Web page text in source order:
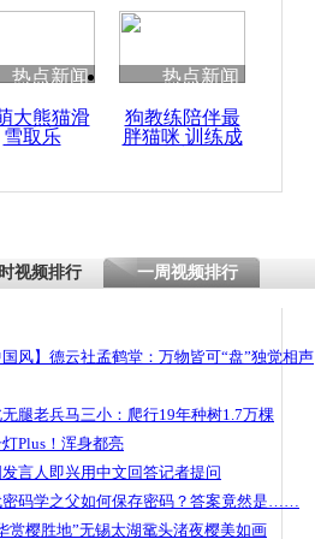
清明祭英烈 哀思悼忠
监拍:情侣吵架 男友“宝
热点新闻
大熊猫滑
雪取乐
热点新闻
狗教练陪伴最
胖猫咪 训练成
视频排行 一周视频排行
国风】德云社孟鹤堂：万物皆可“盘”独觉相声
腿老兵马三小：爬行19年种树1.7万棵
Plus！浑身都亮
言人即兴用中文回答记者提问
码学之父如何保存密码？答案竟然是……
赏樱胜地”无锡太湖鼋头渚夜樱美如画